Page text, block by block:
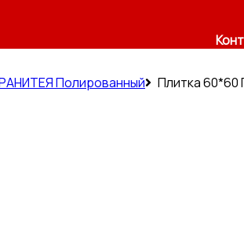
Полированный
Плитка 60*60